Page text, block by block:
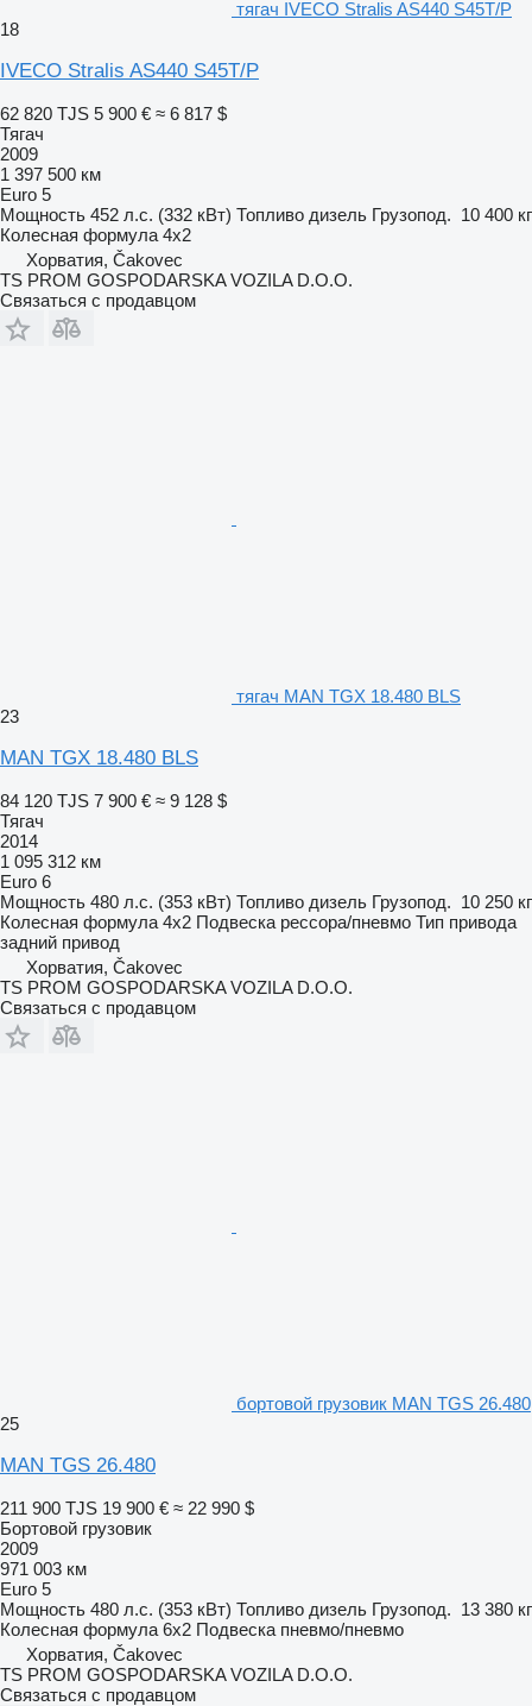
тягач IVECO Stralis AS440 S45T/P
18
IVECO Stralis AS440 S45T/P
62 820 TJS 5 900 € ≈ 6 817 $
Тягач
2009
1 397 500 км
Euro 5
Мощность 452 л.с. (332 кВт) Топливо дизель Грузопод. 10 400 кг
Колесная формула 4x2
Хорватия, Čakovec
TS PROM GOSPODARSKA VOZILA D.O.O.
Связаться с продавцом
тягач MAN TGX 18.480 BLS
23
MAN TGX 18.480 BLS
84 120 TJS 7 900 € ≈ 9 128 $
Тягач
2014
1 095 312 км
Euro 6
Мощность 480 л.с. (353 кВт) Топливо дизель Грузопод. 10 250 кг
Колесная формула 4x2 Подвеска рессора/пневмо Тип привода
задний привод
Хорватия, Čakovec
TS PROM GOSPODARSKA VOZILA D.O.O.
Связаться с продавцом
бортовой грузовик MAN TGS 26.480
25
MAN TGS 26.480
211 900 TJS 19 900 € ≈ 22 990 $
Бортовой грузовик
2009
971 003 км
Euro 5
Мощность 480 л.с. (353 кВт) Топливо дизель Грузопод. 13 380 кг
Колесная формула 6x2 Подвеска пневмо/пневмо
Хорватия, Čakovec
TS PROM GOSPODARSKA VOZILA D.O.O.
Связаться с продавцом